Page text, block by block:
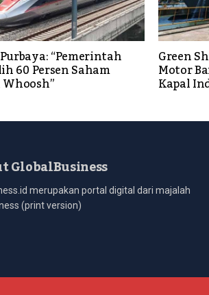
“Pemerintah
60 Persen Saham
Green
Motor
Kapal
GlobalBusiness
merupakan portal digital dari majalah
(print version)